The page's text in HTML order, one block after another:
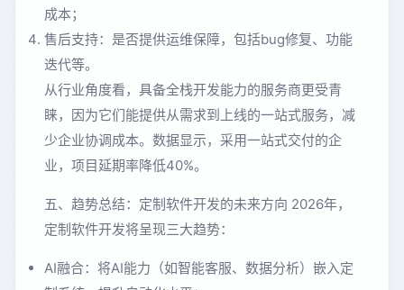
成本；
售后支持：是否提供运维保障，包括bug修复、功能
迭代等。
从行业角度看，具备全栈开发能力的服务商更受青
睐，因为它们能提供从需求到上线的一站式服务，减
少企业协调成本。数据显示，采用一站式交付的企
业，项目延期率降低40%。
五、趋势总结：定制软件开发的未来方向 2026年，
定制软件开发将呈现三大趋势：
AI融合：将AI能力（如智能客服、数据分析）嵌入定